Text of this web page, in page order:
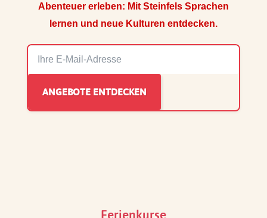
Abenteuer erleben: Mit Steinfels Sprachen
lernen und neue Kulturen entdecken.
Ferienkurse